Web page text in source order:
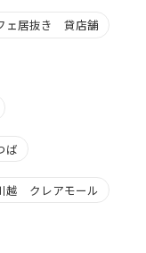
ェ居抜き 貸店舗
ば
越 クレアモール